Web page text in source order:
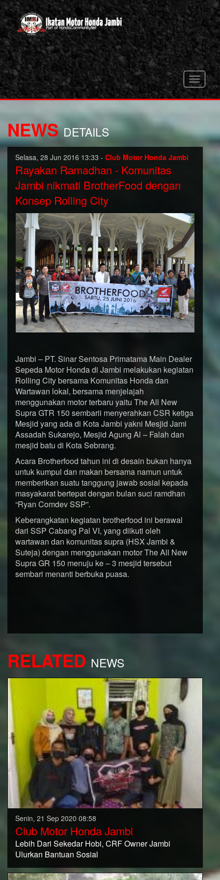
Toggle
NEWS DETAILS
Selasa, 28 Jun 2016 13:33 - Club Motor Honda Jambi
Rayakan Ramadhan - Komunitas
Jambi nikmati BrotherFood dengan
Konsep Rolling City
Jambi – PT. Sinar Sentosa Primatama Main Dealer
Sepeda Motor Honda di Jambi melakukan kegiatan
Rolling City bersama Komunitas Honda dan
Wartawan lokal, bersama menjelajah
menggunakan motor terbaru yaitu The All New
Supra GTR 150 sembarii menyerahkan CSR ketiga
Mesjid yang ada di Kota Jambi yakni Mesjid Jami
Assadah Sukarejo, Mesjid Agung Al – Falah dan
mesjid batu di Kota Sebrang.
Acara Brotherfood tahun ini di desain bukan hanya
untuk kumpul dan makan bersama namun untuk
memberikan suatu tanggung jawab sosial kepada
masyakarat bertepat dengan bulan suci ramdhan
“Ryan Comdev SSP”.
Keberangkatan kegiatan brotherfood ini berawal
dari SSP Cabang Pal VI, yang diikuti oleh
wartawan dan komunitas supra (HSX Jambi &
Suteja) dengan menggunakan motor The All New
Supra GR 150 menuju ke – 3 mesjid tersebut
sembari menanti berbuka puasa.
RELATED NEWS
Senin, 21 Sep 2020 08:58
Club Motor Honda Jambi
Lebih Dari Sekedar Hobi, CRF Owner Jambi
Ulurkan Bantuan Sosial